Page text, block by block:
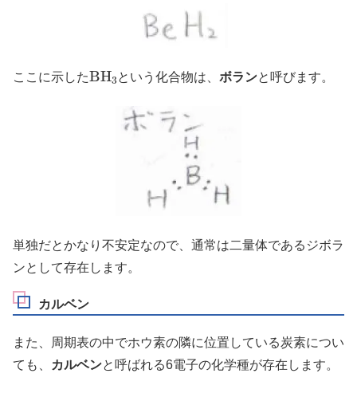
ここに示した
BH3
という化合物は、 ボランと呼びます。
単独だとかなり不安定なので、通常は二量体であるジボラ
ンとして存在します。
カルベン
また、周期表の中でホウ素の隣に位置している炭素につい
ても、
カルベンと呼ばれる6電子の化学種が存在します。